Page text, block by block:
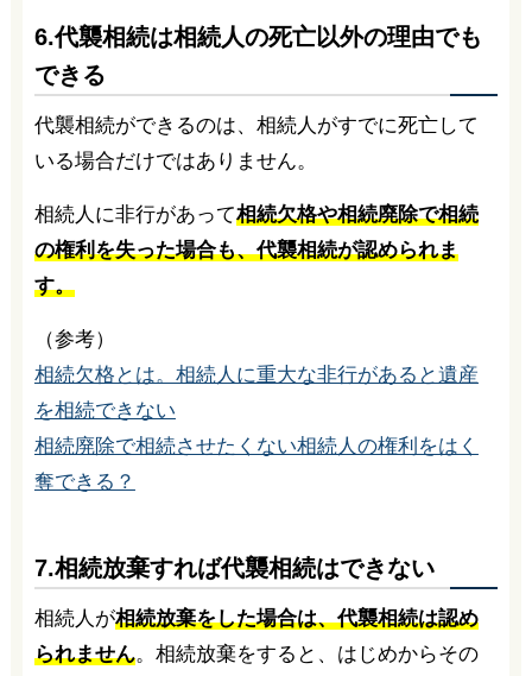
6.代襲相続は相続人の死亡以外の理由でも
できる
代襲相続ができるのは、相続人がすでに死亡して
いる場合だけではありません。
相続人に非行があって相続欠格や相続廃除で相続
の権利を失った場合も、代襲相続が認められま
す。
（参考）
相続欠格とは。相続人に重大な非行があると遺産
を相続できない
相続廃除で相続させたくない相続人の権利をはく
奪できる？
7.相続放棄すれば代襲相続はできない
相続人が相続放棄をした場合は、代襲相続は認め
られません。相続放棄をすると、はじめからその